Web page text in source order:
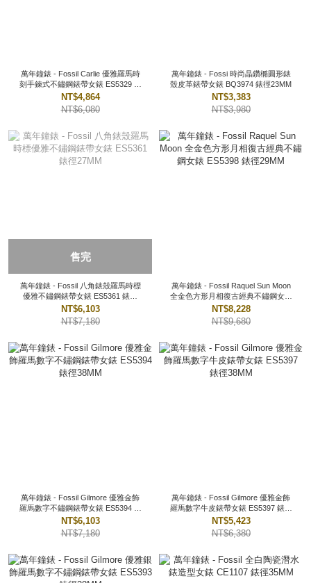
萬年鐘錶 - Fossil Carlie 優雅羅馬時
刻手鍊式不鏽鋼錶帶女錶 ES5329 錶
徑28MM
NT$4,864
NT$6,080
萬年鐘錶 - Fossi 時尚晶鑽橢圓形錶
殼皮革錶帶女錶 BQ3974 錶徑23MM
NT$3,383
NT$3,980
售完
萬年鐘錶 - Fossil 八角錶殼羅馬時標
優雅不鏽鋼錶帶女錶 ES5361 錶徑
27MM
NT$6,103
NT$7,180
萬年鐘錶 - Fossil Raquel Sun Moon
全金色方形月相復古經典不鏽鋼女錶
ES5398 錶徑29MM
NT$8,228
NT$9,680
萬年鐘錶 - Fossil Gilmore 優雅金飾
羅馬數字不鏽鋼錶帶女錶 ES5394 錶
徑38MM
NT$6,103
NT$7,180
萬年鐘錶 - Fossil Gilmore 優雅金飾
羅馬數字牛皮錶帶女錶 ES5397 錶徑
38MM
NT$5,423
NT$6,380